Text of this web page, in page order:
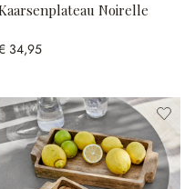
Noirelle
34,95